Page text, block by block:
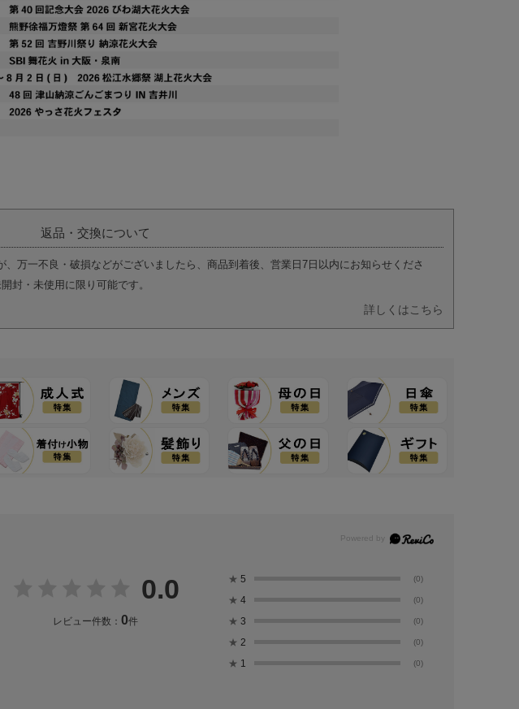
返品・交換について
万一不良・破損などがございましたら、商品到着後、営業日7日以内にお知らせくださ
封・未使用に限り可能です。
詳しくはこちら
0.0
レビュー件数： 0件
★ 5 (0)
★ 4 (0)
★ 3 (0)
★ 2 (0)
★ 1 (0)